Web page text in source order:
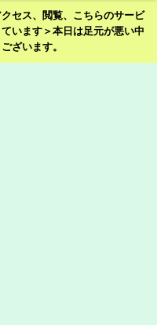
セス、閲覧、こちらのサービ
います＞本日は足元が悪い中
ざいます。